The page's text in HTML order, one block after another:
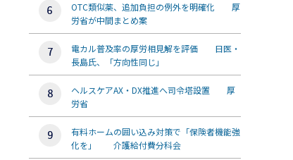
OTC類似薬、追加負担の例外を明確化 厚
労省が中間まとめ案
電カル普及率の厚労相見解を評価 日医・
長島氏、「方向性同じ」
ヘルスケアAX・DX推進へ司令塔設置 厚
労省
有料ホームの囲い込み対策で「保険者機能強
化を」 介護給付費分科会